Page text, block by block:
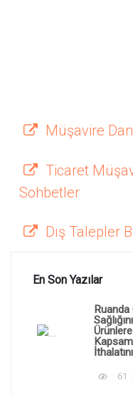
Müşavire
Ticaret
Sohbetler
Dış Talepler
En Son Yazılar
Ruanda
61